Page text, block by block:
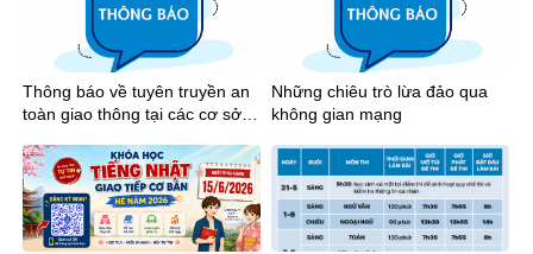
Thông báo về tuyên truyền an
toàn giao thông tại các cơ sở
phố Hồ Chí Minh năm 2026
Những chiêu trò lừa đảo qua
không gian mạng